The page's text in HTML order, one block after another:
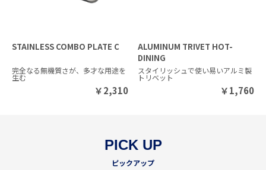
STAINLESS COMBO PLATE C
完全なる無機質さが、多才な用途を
生む
￥2,310
ALUMINUM TRIVET HOT-
DINING
スタイリッシュで使い易いアルミ製
トリベット
￥1,760
PICK UP
ピックアップ